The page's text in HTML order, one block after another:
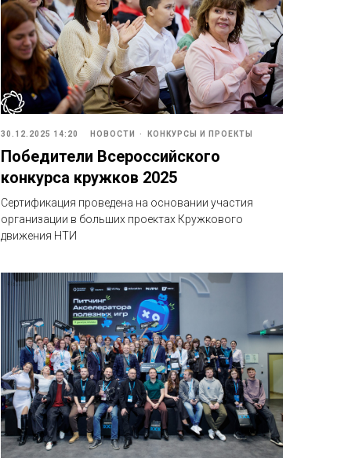
30.12.2025 14:20 НОВОСТИ КОНКУРСЫ И ПРОЕКТЫ
Победители Всероссийского
конкурса кружков 2025
Сертификация проведена на основании участия
организации в больших проектах Кружкового
движения НТИ